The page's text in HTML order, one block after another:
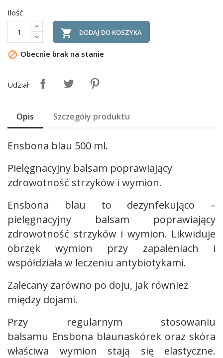
Ilość
 DODAJ DO KOSZYKA
 Obecnie brak na stanie
Udział
Opis Szczegóły produktu
Ensbona blau 500 ml.
Pielęgnacyjny balsam poprawiający
zdrowotność strzyków i wymion.
Ensbona blau to dezynfekująco –
pielęgnacyjny balsam poprawiający
zdrowotność strzyków i wymion. Likwiduje
obrzęk wymion przy zapaleniach i
współdziała w leczeniu antybiotykami.
Zalecany zarówno po doju, jak również
między dojami.
Przy regularnym stosowaniu
balsamu Ensbona blaunaskórek oraz skóra
właściwa wymion stają się elastyczne.